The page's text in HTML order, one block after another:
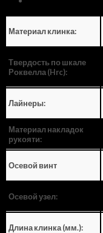
Материал клинка:
Твердость по шкале
Роквелла (Hrc):
Лайнеры:
Материал накладок
рукояти:
Осевой винт
Осевой узел:
Длина клинка (мм.):